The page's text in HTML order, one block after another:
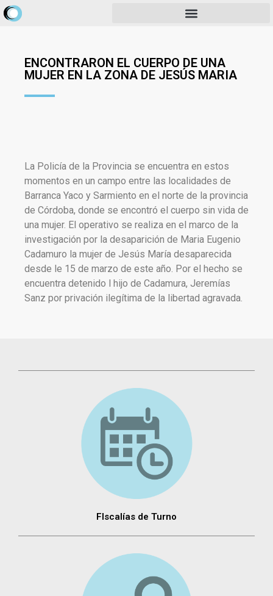
ENCONTRARON EL CUERPO DE UNA
MUJER EN LA ZONA DE JESÚS MARIA
La Policía de la Provincia se encuentra en estos
momentos en un campo entre las localidades de
Barranca Yaco y Sarmiento en el norte de la provincia
de Córdoba, donde se encontró el cuerpo sin vida de
una mujer. El operativo se realiza en el marco de la
investigación por la desaparición de Maria Eugenio
Cadamuro la mujer de Jesús María desaparecida
desde le 15 de marzo de este año. Por el hecho se
encuentra detenido l hijo de Cadamura, Jeremías
Sanz por privación ilegítima de la libertad agravada.
FIscalías de Turno